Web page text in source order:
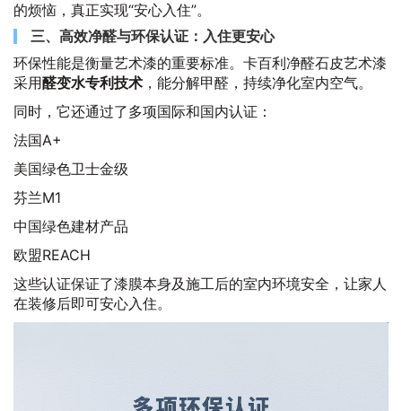
的烦恼，真正实现“安心入住”。
三、高效净醛与环保认证：入住更安心
环保性能是衡量艺术漆的重要标准。卡百利净醛石皮艺术漆
采用醛变水专利技术 ，能分解甲醛，持续净化室内空气。
同时，它还通过了多项国际和国内认证：
法国A+
美国绿色卫士金级
芬兰M1
中国绿色建材产品
欧盟REACH
这些认证保证了漆膜本身及施工后的室内环境安全，让家人
在装修后即可安心入住。